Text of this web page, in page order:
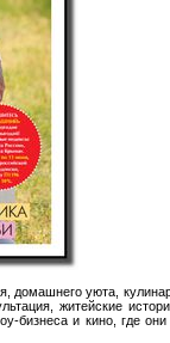
домашнего уюта,
житейские
и кино, где они